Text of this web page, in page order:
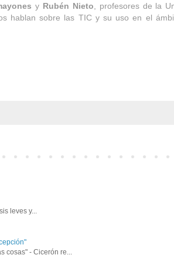
y Rubén Nieto , profesores de la
hablan sobre las TIC y su uso en el
leves y...
cosas" - Cicerón re...